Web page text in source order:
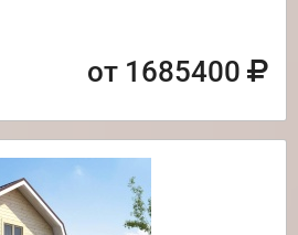
от 1685400